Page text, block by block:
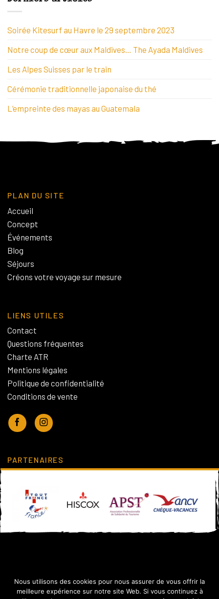
Soirée Kitesurf au Havre le 29 septembre 2023
Notre coup de cœur aux Maldives… The Ayada Maldives
Les Alpes Suisses par le train
Cérémonie traditionnelle japonaise du thé
L’empreinte des mayas au Guatemala
PLAN DU SITE
Accueil
Concept
Événements
Blog
Séjours
Créons votre voyage sur mesure
LIENS UTILES
Contact
Questions fréquentes
Charte ATR
Mentions légales
Politique de confidentialité
Conditions de vente
PARTENAIRES
Nous utilisons des cookies pour nous assurer de vous offrir la
meilleure expérience sur notre site Web. Si vous continuez à